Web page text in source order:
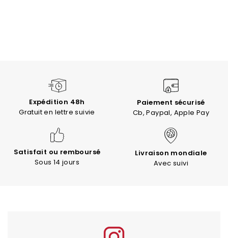
Expédition 48h
Gratuit en lettre suivie
Paiement sécurisé
Cb, Paypal, Apple Pay
Satisfait ou remboursé
Sous 14 jours
Livraison mondiale
Avec suivi